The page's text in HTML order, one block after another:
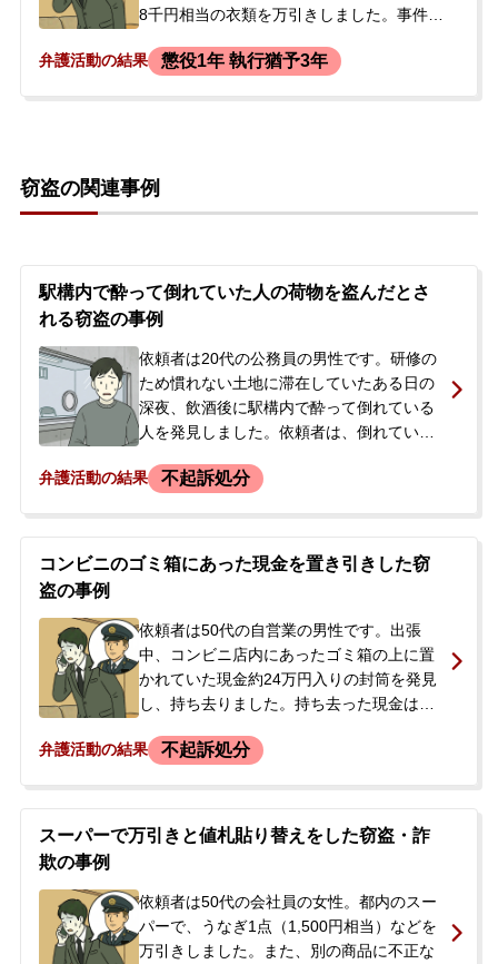
8千円相当の衣類を万引きしました。事件か
察が自宅を訪問し、捜査が開始されまし
され、最終的に窃盗罪で在宅起訴されまし
た。裁判所から弁護士選任の通知が届き、
にご依頼されました。当事者はうつ病の治
療中という事情もありました。
弁護活動の結果 懲役1年 執行猶予3年
窃盗の関連事例
駅構内で酔って倒れていた人の荷物を盗んだとさ
れる窃盗の事例
依頼者は20代の公務員の男性です。研修の
ため慣れない土地に滞在していたある日の
深夜、飲酒後に駅構内で酔って倒れている
人を発見しました。依頼者は、倒れている
誤って足元にあったリュックサックに手が
物を盗もうとしたと誤解され、その場で取
り押さえられ、駆けつけた警察官によって
の連絡を受けたご家族が、身柄拘束が長引
くことや職場への影響を大変心配され、当
事務所にご相談に来られました。
弁護活動の結果 不起訴処分
コンビニのゴミ箱にあった現金を置き引きした窃
盗の事例
依頼者は50代の自営業の男性です。出張
中、コンビニ店内にあったゴミ箱の上に置
かれていた現金約24万円入りの封筒を発見
し、持ち去りました。持ち去った現金はそ
会計時に使用した電子マネーから特定さ
められ、被害者への被害弁償と示談を希望
して当事務所に来所されました。
弁護活動の結果 不起訴処分
スーパーで万引きと値札貼り替えをした窃盗・詐
欺の事例
依頼者は50代の会社員の女性。都内のスー
パーで、うなぎ1点（1,500円相当）などを
万引きしました。また、別の商品に不正な